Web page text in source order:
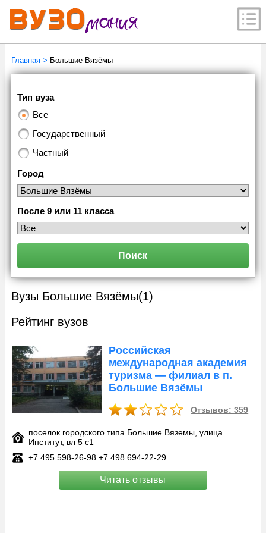
Главная> Большие Вязёмы
Тип вуза
Все
Государственный
Частный
Город
После 9 или 11 класса
Поиск
Вузы Большие Вязёмы(1)
Рейтинг вузов
Российская
международная академия
туризма — филиал в п.
Большие Вязёмы
Отзывов: 359
поселок городского типа Большие Вяземы, улица
Институт, вл 5 с1
+7 495 598‑26-98 +7 498 694‑22-29
Читать отзывы